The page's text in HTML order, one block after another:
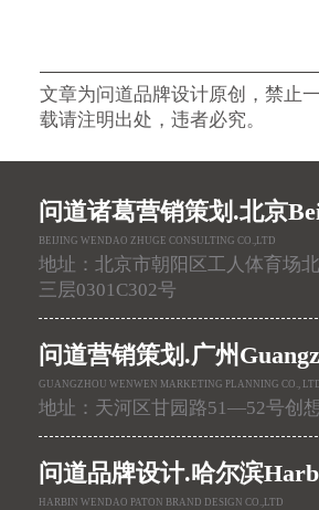
文章为问道品牌设计原创，禁止
载请注明出处，违者必究。
问道诸葛营销策划.北京
BEIJING WENDAO ZHUGE CONSULTING CO.,LTD
地址：北京市朝阳区工人体育场
三层0301C302号
问道营销策划.广州
GUANGZHOU WENWEN MARKETING PLANNING CO.,
地址：天河区甘园路51—52号创
问道品牌设计.哈尔滨
HARBIN WENDAO PATON BRAND DESIGN CO.,LTD